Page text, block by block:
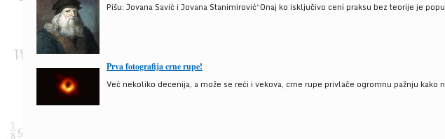
Pišu: Jovana Savić i Jovana Stanimirović“Onaj ko isključivo ceni praksu bez teorije je
Prva fotografija crne rupe!
Već nekoliko decenija, a može se reći i vekova, crne rupe privlače ogromnu pažnju